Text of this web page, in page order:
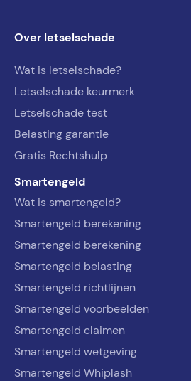
Over letselschade
Wat is letselschade?
Letselschade keurmerk
Letselschade test
Belasting garantie
Gratis Rechtshulp
Smartengeld
Wat is smartengeld?
Smartengeld berekening
Smartengeld berekening
Smartengeld belasting
Smartengeld richtlijnen
Smartengeld voorbeelden
Smartengeld claimen
Smartengeld wetgeving
Smartengeld Whiplash